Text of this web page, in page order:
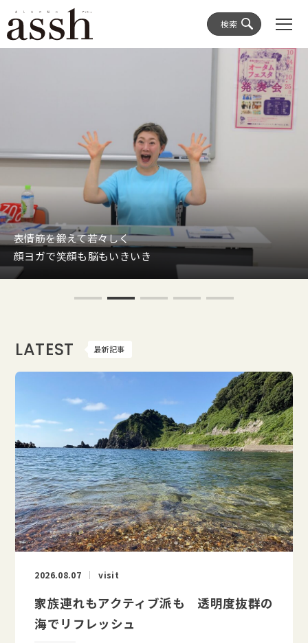
検索
表情筋を鍛えて若々しく
顔ヨガで笑顔も脳もいきいき
LATEST 最新記事
2026.08.07 visit
家族連れもアクティブ派も 透明度抜群の
海でリフレッシュ